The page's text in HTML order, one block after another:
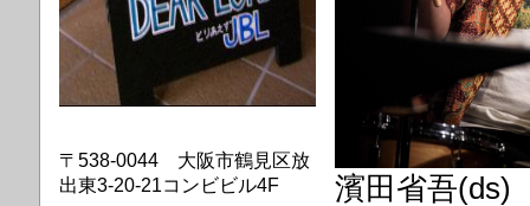
濱田省吾(ds)
〒538-0044 大阪市鶴見区放
出東3-20-21コンビビル4F